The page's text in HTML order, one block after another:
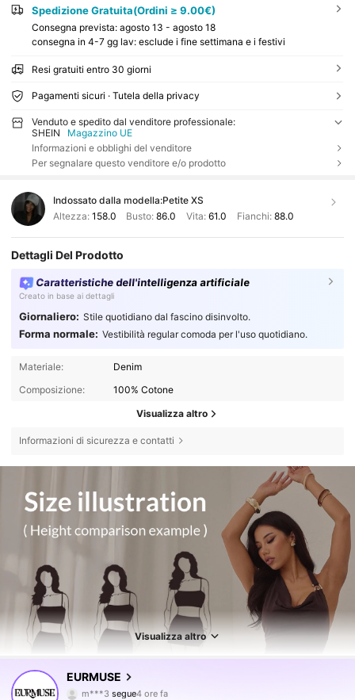
Spedizione Gratuita(Ordini ≥ 9.00€)
Consegna prevista: agosto 13 - agosto 18
consegna in 4-7 gg lav: esclude i fine settimana e i festivi
Resi gratuiti entro 30 giorni
Pagamenti sicuri · Tutela della privacy
Venduto e spedito dal venditore professionale:
SHEIN
Magazzino UE
Informazioni e obblighi del venditore
Per segnalare questo venditore e/o prodotto
Indossato dalla modella:Petite XS
Altezza: 158.0 Busto:86.0 Vita: 61.0 Fianchi: 88.0
Dettagli Del Prodotto
Caratteristiche dell'intelligenza artificiale
Creato in base ai dettagli
Giornaliero: Stile quotidiano dal fascino disinvolto.
Forma normale: Vestibilità regular comoda per l'uso quotidiano.
Materiale:
Denim
Composizione:
100% Cotone
Visualizza altro
Informazioni di sicurezza e contatti
Visualizza altro
EURMUSE
h***hsta navigando